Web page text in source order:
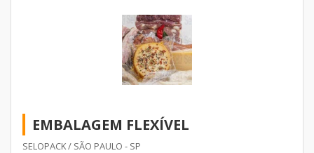
EMBALAGEM FLEXÍVEL
SELOPACK / SÃO PAULO - SP